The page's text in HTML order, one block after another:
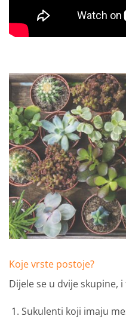
Koje vrste postoje?
Dijele se u dvije skupine, i
Sukulenti koji imaju